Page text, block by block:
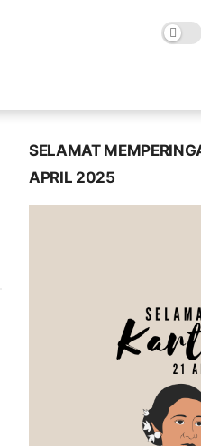
SELAMAT
APRIL 2025